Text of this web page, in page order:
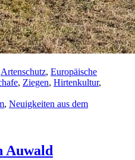
Artenschutz, Europäische
, Ziegen, Hirtenkultur,
, Neuigkeiten aus dem
Auwald